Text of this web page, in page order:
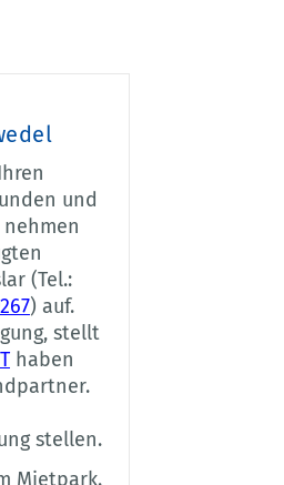
und
(Tel.:
) auf.
stellt
haben
stellen.
Mietpark.